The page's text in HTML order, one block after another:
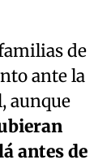
de
ante la
aunque
antes de